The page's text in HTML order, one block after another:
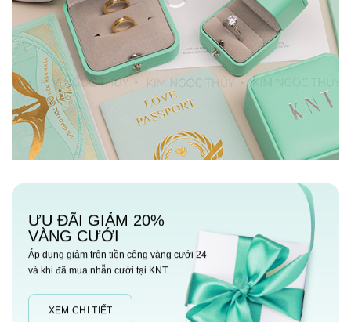
ƯU ĐÃI GIẢM 20%
VÀNG CƯỚI
Áp dụng giảm trên tiền công vàng cưới 24
và khi đã mua nhẫn cưới tại KNT
XEM CHI TIẾT